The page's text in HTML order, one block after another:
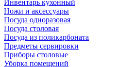
Инвентарь кухонный
Ножи и аксессуары
Посуда одноразовая
Посуда столовая
Посуда из поликарбоната
Предметы сервировки
Приборы столовые
Уборка помещений